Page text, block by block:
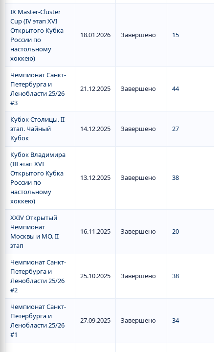
IX Master-Cluster
Cup (IV этап XVI
Открытого Кубка
России по
настольному
хоккею)
18.01.2026 Завершено 15
Чемпионат Санкт-
Петербурга и
Ленобласти 25/26
#3
21.12.2025 Завершено 44
Кубок Столицы. II
этап. Чайный
Кубок
14.12.2025 Завершено 27
Кубок Владимира
(III этап XVI
Открытого Кубка
России по
настольному
хоккею)
13.12.2025 Завершено 38
XXIV Открытый
Чемпионат
Москвы и МО. II
этап
16.11.2025 Завершено 20
Чемпионат Санкт-
Петербурга и
Ленобласти 25/26
#2
25.10.2025 Завершено 38
Чемпионат Санкт-
Петербурга и
Ленобласти 25/26
#1
27.09.2025 Завершено 34